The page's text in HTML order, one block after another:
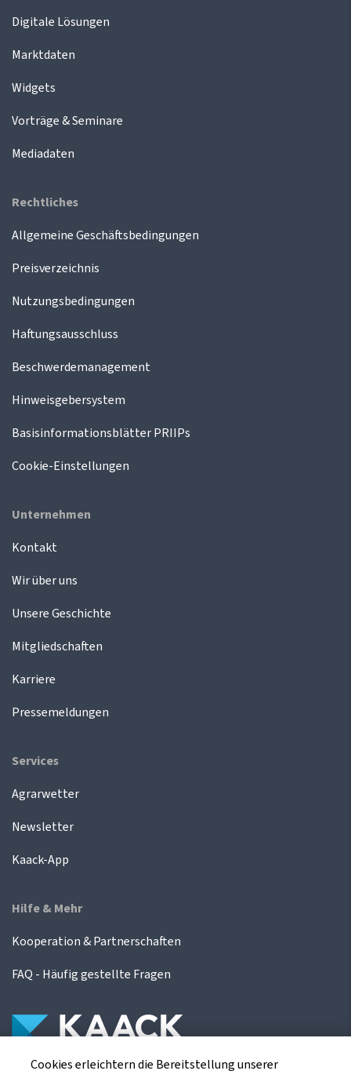
Digitale Lösungen
Marktdaten
Widgets
Vorträge & Seminare
Mediadaten
Rechtliches
Allgemeine Geschäftsbedingungen
Preisverzeichnis
Nutzungsbedingungen
Haftungsausschluss
Beschwerdemanagement
Hinweisgebersystem
Basisinformationsblätter PRIIPs
Cookie-Einstellungen
Unternehmen
Kontakt
Wir über uns
Unsere Geschichte
Mitgliedschaften
Karriere
Pressemeldungen
Services
Agrarwetter
Newsletter
Kaack-App
Hilfe & Mehr
Kooperation & Partnerschaften
FAQ - Häufig gestellte Fragen
Cookies erleichtern die Bereitstellung unserer